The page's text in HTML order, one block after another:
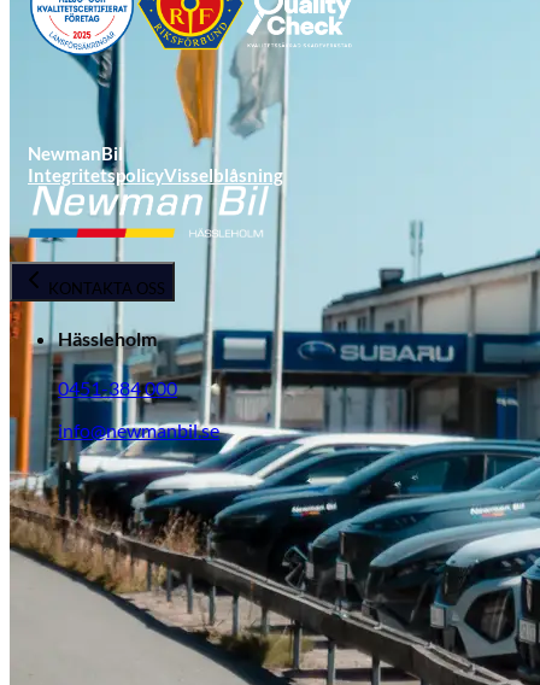
Opel
Serviceverkstad
NewmanBil
IntegritetspolicyVisselblåsning
KONTAKTA OSS
Hässleholm
0451-384 000
info@newmanbil.se